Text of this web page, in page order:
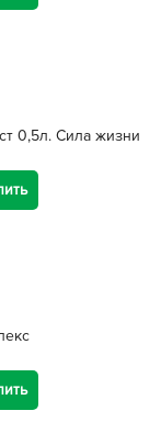
0,5л. Сила жизни